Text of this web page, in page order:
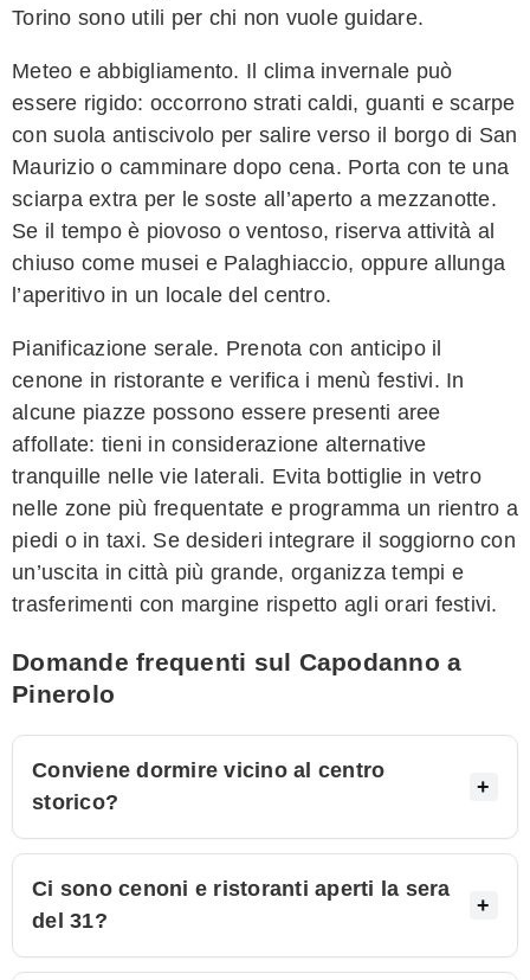
Torino sono utili per chi non vuole guidare.
Meteo e abbigliamento. Il clima invernale può
essere rigido: occorrono strati caldi, guanti e scarpe
con suola antiscivolo per salire verso il borgo di San
Maurizio o camminare dopo cena. Porta con te una
sciarpa extra per le soste all’aperto a mezzanotte.
Se il tempo è piovoso o ventoso, riserva attività al
chiuso come musei e Palaghiaccio, oppure allunga
l’aperitivo in un locale del centro.
Pianificazione serale. Prenota con anticipo il
cenone in ristorante e verifica i menù festivi. In
alcune piazze possono essere presenti aree
affollate: tieni in considerazione alternative
tranquille nelle vie laterali. Evita bottiglie in vetro
nelle zone più frequentate e programma un rientro a
piedi o in taxi. Se desideri integrare il soggiorno con
un’uscita in città più grande, organizza tempi e
trasferimenti con margine rispetto agli orari festivi.
Domande frequenti sul Capodanno a
Pinerolo
Conviene dormire vicino al centro
storico?
Ci sono cenoni e ristoranti aperti la sera
del 31?